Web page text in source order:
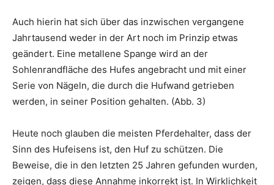
Auch hierin hat sich über das inzwischen vergangene
Jahrtausend weder in der Art noch im Prinzip etwas
geändert. Eine metallene Spange wird an der
Sohlenrandfläche des Hufes angebracht und mit einer
Serie von Nägeln, die durch die Hufwand getrieben
werden, in seiner Position gehalten. (Abb. 3)
Heute noch glauben die meisten Pferdehalter, dass der
Sinn des Hufeisens ist, den Huf zu schützen. Die
Beweise, die in den letzten 25 Jahren gefunden wurden,
zeigen, dass diese Annahme inkorrekt ist. In Wirklichkeit